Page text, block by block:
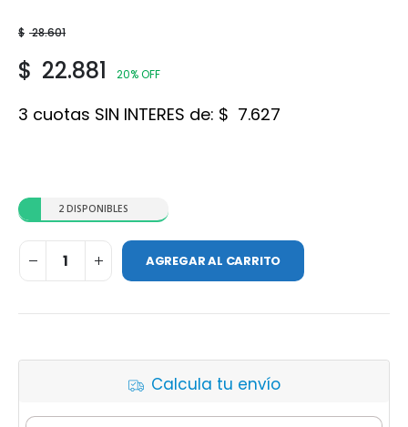
$ 28.601
$ 22.881 20% OFF
3 cuotas SIN INTERES de: $ 7.627
2 DISPONIBLES
AGREGAR AL CARRITO
Calcula tu envío